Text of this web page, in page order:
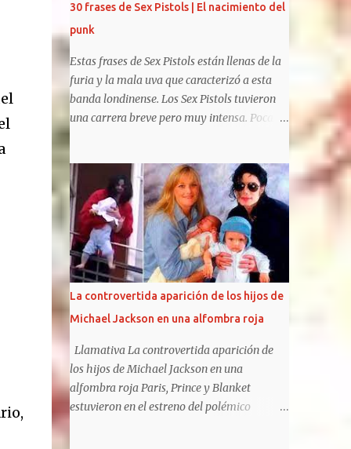
30 frases de Sex Pistols | El nacimiento del
punk
Estas frases de Sex Pistols están llenas de la
furia y la mala uva que caracterizó a esta
banda londinense. Los Sex Pistols tuvieron
una carrera breve pero muy intensa. Pocas
intensamente. Fugaces e intensos, Johnny
Rotten, Steve Jones, Paul Cook y Sid Vicious
tuvieron el tiempo justo para liarla parda
(como liarse a insultos con un presentador
de televisión), hacerse famosos por sus
conciertos y apariciones en público (que
acostumbraban, como mínimo, en acabar en
caos y destrucción) e influenciar en toda una
generación. Las frases de Sex Pistols te harán
recordar algunas de sus canciones y algunos
de los álbumes más importantes del siglo
XX , God save the queen y Anarchy in the UK
. Sin duda, la sombra de los Pistols es
alargada y su influencia llega a nuestros
La controvertida aparición de los hijos de
Michael Jackson en una alfombra roja
Llamativa La controvertida aparición de
los hijos de Michael Jackson en una
alfombra roja Paris, Prince y Blanket
estuvieron en el estreno del polémico